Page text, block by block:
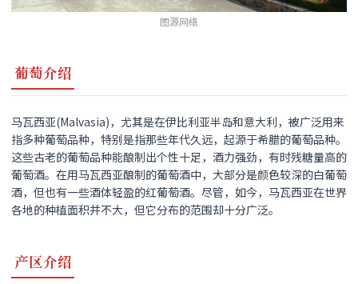
图源网络
葡萄介绍
马瓦西亚(Malvasia)，尤其是在伊比利亚半岛和意大利，被广泛用来
指多种葡萄品种，特别是指那些年代久远，起源于希腊的葡萄品种。
这些古老的葡萄品种能酿制出个性十足，酒力强劲，有时残糖量高的
葡萄酒。在用马瓦西亚酿制的葡萄酒中，大部分是颜色较深的白葡萄
酒，但也有一些酒体轻盈的红葡萄酒。尽管，如今，马瓦西亚在世界
各地的种植面积并不大，但它分布的范围却十分广泛。
产区介绍